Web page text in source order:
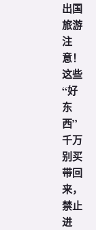
出国
旅游
注
意！
这些
“好
东
西”
千万
别买
带回
来，
禁止
进